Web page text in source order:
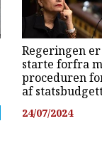
Regeringen
starte forfra
proceduren
af
24/07/2024